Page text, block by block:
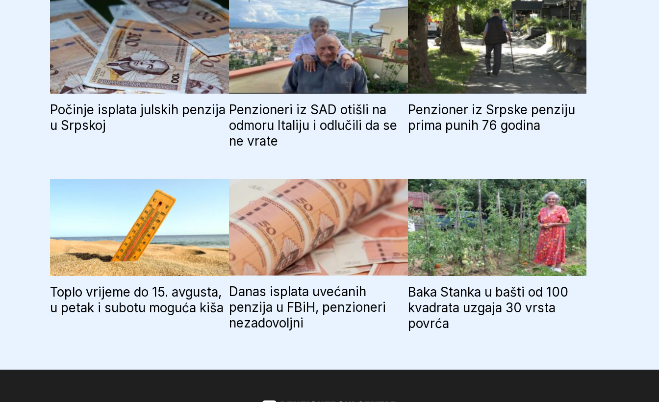
Počinje isplata julskih penzija
u Srpskoj
Penzioneri iz SAD otišli na
odmoru Italiju i odlučili da se
ne vrate
Penzioner iz Srpske penziju
prima punih 76 godina
Toplo vrijeme do 15. avgusta,
u petak i subotu moguća kiša
Danas isplata uvećanih
penzija u FBiH, penzioneri
nezadovoljni
Baka Stanka u bašti od 100
kvadrata uzgaja 30 vrsta
povrća